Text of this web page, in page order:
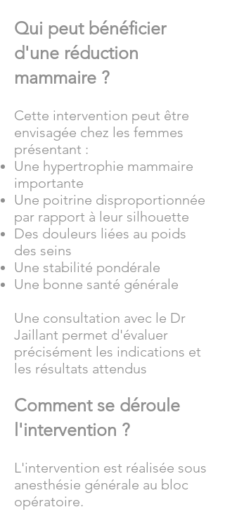
Qui peut bénéficier
d'une réduction
mammaire ?
Cette intervention peut être
envisagée chez les femmes
présentant :
Une hypertrophie mammaire
importante
Une poitrine disproportionnée
par rapport à leur silhouette
Des douleurs liées au poids
des seins
Une stabilité pondérale
Une bonne santé générale
Une consultation avec le Dr
Jaillant permet d'évaluer
précisément les indications et
les résultats attendus
Comment se déroule
l'intervention ?
L'intervention est réalisée sous
anesthésie générale au bloc
opératoire.